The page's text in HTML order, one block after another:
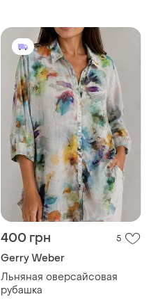
400 грн 5
Gerry Weber
Льняная оверсайсовая
рубашка